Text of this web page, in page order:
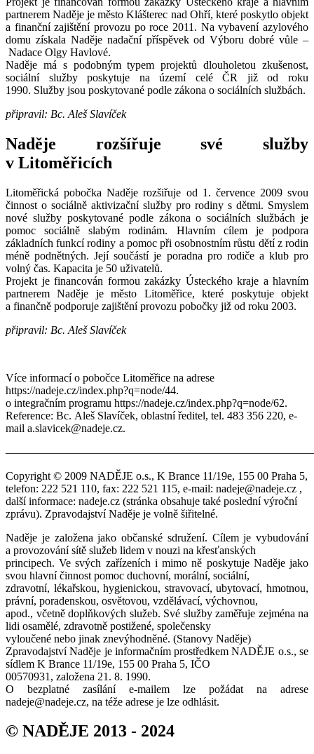
partnerem Naděje je město Klášterec nad Ohří, které poskytlo objekt
a finanční zajištění provozu po roce 2011. Na vybavení azylového
domu získala Naděje nadační příspěvek od Výboru dobré vůle –
Nadace Olgy Havlové.
Naděje má s podobným typem projektů dlouholetou zkušenost,
sociální služby poskytuje na území celé ČR již od roku
1990. Služby jsou poskytované podle zákona o sociálních službách.
připravil: Bc. Aleš Slavíček
Naděje rozšířuje své služby
v Litoměřicích
Litoměřická pobočka Naděje rozšiřuje od 1. července 2009 svou
činnost o sociálně aktivizační služby pro rodiny s dětmi. Smyslem
nové služby poskytované podle zákona o sociálních službách je
pomoc sociálně slabým rodinám. Hlavním cílem je podpora
základních funkcí rodiny a pomoc při osobnostním růstu dětí z rodin
méně podnětných. Její součástí je poradna pro rodiče a klub pro
volný čas. Kapacita je 50 uživatelů.
Projekt je financován formou zakázky Ústeckého kraje a hlavním
partnerem Naděje je město Litoměřice, které poskytuje objekt
a finančně podporuje zajištění provozu pobočky již od roku 2003.
připravil: Bc. Aleš Slavíček
Více informací o pobočce Litoměřice na adrese
https://nadeje.cz/index.php?q=node/44.
o integračním programu https://nadeje.cz/index.php?q=node/62.
Reference: Bc. Aleš Slavíček, oblastní ředitel, tel. 483 356 220, e-
mail a.slavicek@nadeje.cz.
Copyright © 2009 NADĚJE o.s., K Brance 11/19e, 155 00 Praha 5,
telefon: 222 521 110, fax: 222 521 115, e-mail: nadeje@nadeje.cz ,
další informace: nadeje.cz (stránka obsahuje také poslední výroční
zprávu). Zpravodajství Naděje je volně šiřitelné.
Naděje je založena jako občanské sdružení. Cílem je vybudování
a provozování sítě služeb lidem v nouzi na křesťanských
principech. Ve svých zařízeních i mimo ně poskytuje Naděje jako
svou hlavní činnost pomoc duchovní, morální, sociální,
zdravotní, lékařskou, hygienickou, stravovací, ubytovací, hmotnou,
právní, poradenskou, osvětovou, vzdělávací, výchovnou,
apod., včetně doplňkových služeb. Své služby zaměřuje zejména na
lidi osamělé, zdravotně postižené, společensky
vyloučené nebo jinak znevýhodněné. (Stanovy Naděje)
Zpravodajství Naděje je informačním prostředkem NADĚJE o.s., se
sídlem K Brance 11/19e, 155 00 Praha 5, IČO
00570931, založena 21. 8. 1990.
O bezplatné zasílání e-mailem lze požádat na adrese
nadeje@nadeje.cz, na téže adrese je lze odhlásit.
© NADĚJE 2013 - 2024